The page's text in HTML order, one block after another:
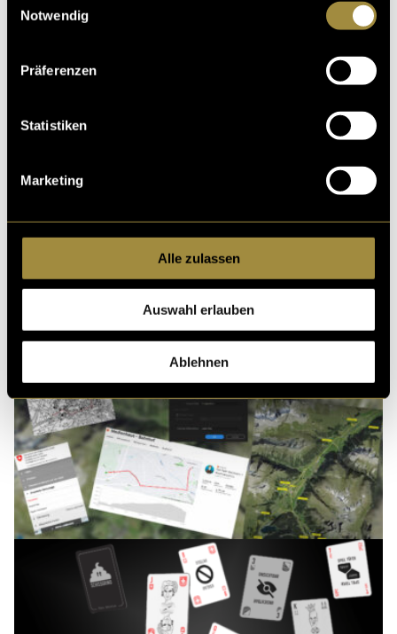
Notwendig
Präferenzen
Statistiken
Marketing
Alle zulassen
Auswahl erlauben
Ablehnen
Kritik
Ähnliche Artikel